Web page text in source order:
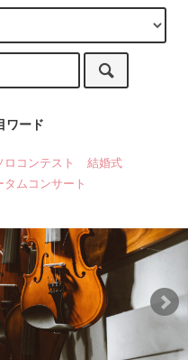
ワード
ロコンテスト
結婚式
タムコンサート